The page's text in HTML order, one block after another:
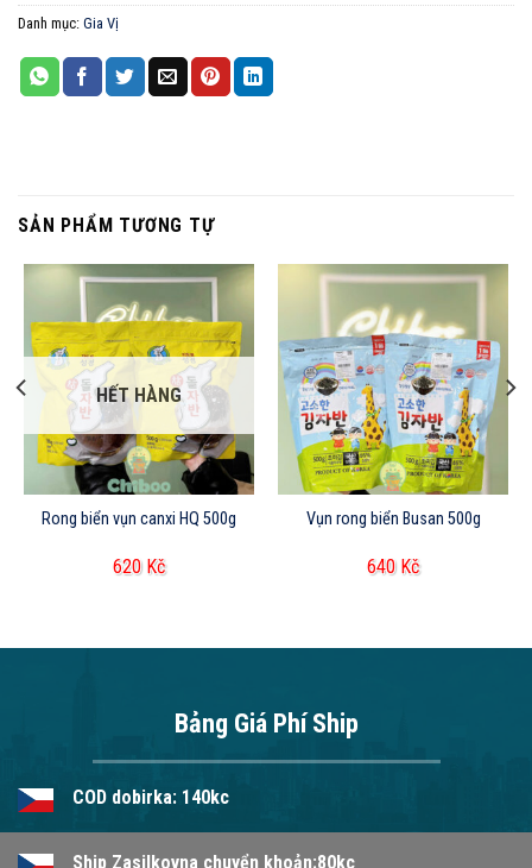
Danh mục: Gia Vị
SẢN PHẨM TƯƠNG TỰ
HẾT HÀNG
Rong biển vụn canxi HQ 500g
620 Kč
Vụn rong biển Busan 500g
640 Kč
Bảng Giá Phí Ship
COD dobirka: 140kc
Ship Zasilkovna chuyển khoản:80kc